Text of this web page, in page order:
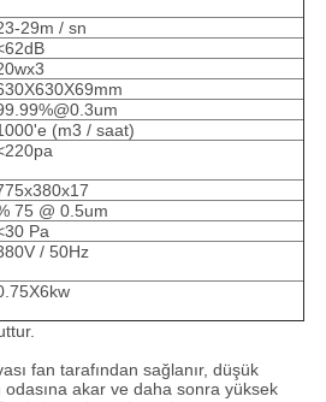
29m / sn
(m3 / saat)
75 @ 0.5um
Pa
/ 50Hz
fan tarafından sağlanır, düşük
akar ve daha sonra yüksek